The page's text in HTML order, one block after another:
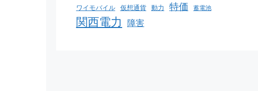
ワイモバイル
仮想通貨 動力 特価 蓄電池
関西電力 障害